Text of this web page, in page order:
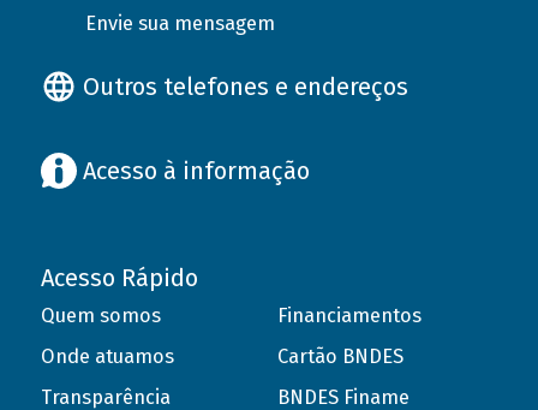
Envie sua mensagem
Outros telefones e endereços
Acesso à informação
Acesso Rápido
Quem somos
Onde atuamos
Transparência
Financiamentos
Cartão BNDES
BNDES Finame